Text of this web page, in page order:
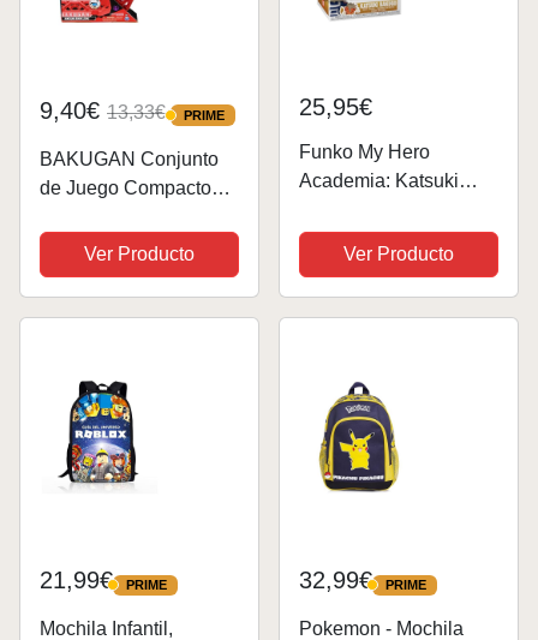
9,40€ 13,33€ PRIME
PRIME
BAKUGAN Conjunto
de Juego Compacto
Special Attack
Dragonoid, Figura de
acción Personalizable,
Ver Producto
25,95€
Funko My Hero
Academia: Katsuki
acción de Vinilo
Ver Producto
21,99€ PRIME
PRIME
Mochila Infantil,
32,99€ PRIME
PRIME
Pokemon - Mochila